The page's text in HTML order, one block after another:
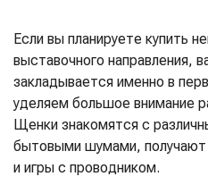
Если вы планируете купить
выставочного направления,
закладывается именно в
уделяем большое внимание
Щенки знакомятся с
бытовыми шумами, получают
и игры с проводником.